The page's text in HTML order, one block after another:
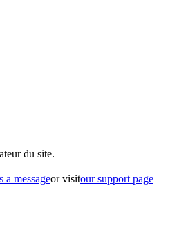
du site.
a messageor visitour support page